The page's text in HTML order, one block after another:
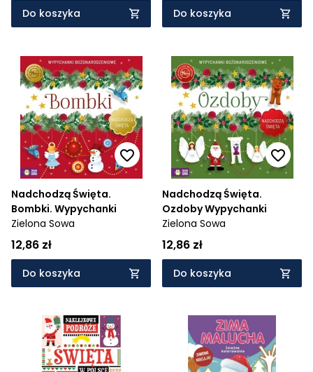
Do koszyka Do koszyka
Nadchodzą Święta.
Bombki. Wypychanki
Zielona Sowa
12,86 zł
Do koszyka
Nadchodzą Święta.
Ozdoby Wypychanki
Zielona Sowa
12,86 zł
Do koszyka